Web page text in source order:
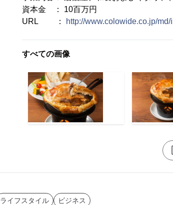
資本金 ： 10百万円
URL ：
http://www.colowide.co.jp/
すべての画像
ライフスタイル ビジネス